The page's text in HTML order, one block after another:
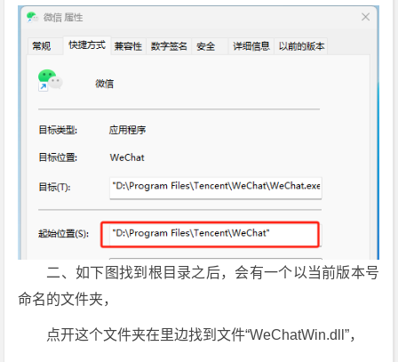
二、如下图找到根目录之后，会有一个以当前版本号
命名的文件夹，
点开这个文件夹在里边找到文件“WeChatWin.dll”，